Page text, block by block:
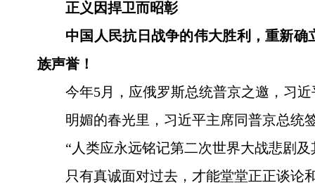
正义因捍卫而昭彰
中国人民抗日战争的伟大胜利，重新
族声誉！
今年5月，应俄罗斯总统普京之邀，习
明媚的春光里，习近平主席同普京总
“人类应永远铭记第二次世界大战悲剧
只有真诚面对过去，才能堂堂正正谈论